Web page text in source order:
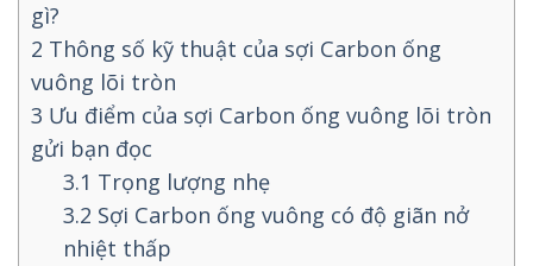
gì?
2 Thông số kỹ thuật của sợi Carbon ống
vuông lõi tròn
3 Ưu điểm của sợi Carbon ống vuông lõi tròn
gửi bạn đọc
3.1 Trọng lượng nhẹ
3.2 Sợi Carbon ống vuông có độ giãn nở
nhiệt thấp